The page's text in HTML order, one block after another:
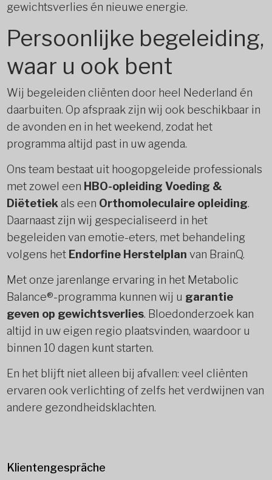
gewichtsverlies én nieuwe energie.
Persoonlijke begeleiding,
waar u ook bent
Wij begeleiden cliënten door heel Nederland én
daarbuiten. Op afspraak zijn wij ook beschikbaar in
de avonden en in het weekend, zodat het
programma altijd past in uw agenda.
Ons team bestaat uit hoogopgeleide professionals
met zowel een HBO-opleiding Voeding &
Diëtetiek als een Orthomoleculaire opleiding.
Daarnaast zijn wij gespecialiseerd in het
begeleiden van emotie-eters, met behandeling
volgens het Endorfine Herstelplan van BrainQ.
Met onze jarenlange ervaring in het Metabolic
Balance®-programma kunnen wij u garantie
geven op gewichtsverlies. Bloedonderzoek kan
altijd in uw eigen regio plaatsvinden, waardoor u
binnen 10 dagen kunt starten.
En het blijft niet alleen bij afvallen: veel cliënten
ervaren ook verlichting of zelfs het verdwijnen van
andere gezondheidsklachten.
Klientengespräche